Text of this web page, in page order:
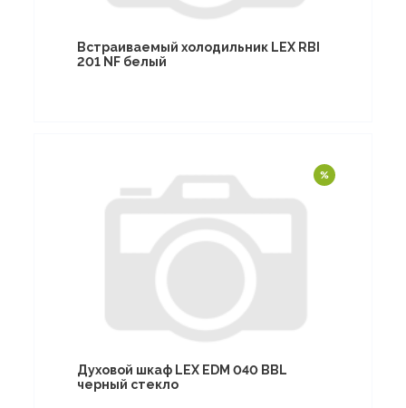
Встраиваемый холодильник LEX RBI
201 NF белый
Духовой шкаф LEX EDM 040 BBL
черный стекло